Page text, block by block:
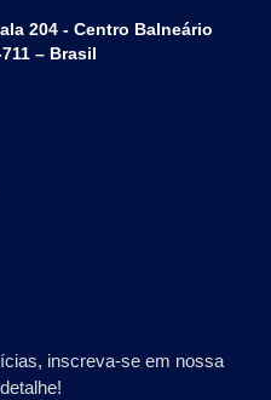
204 - Centro Balneário
– Brasil
inscreva-se em nossa